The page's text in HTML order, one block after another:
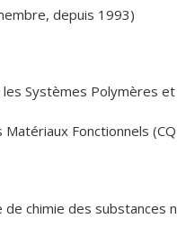
depuis 1993)
Systèmes Polymères
Fonctionnels
chimie des substances